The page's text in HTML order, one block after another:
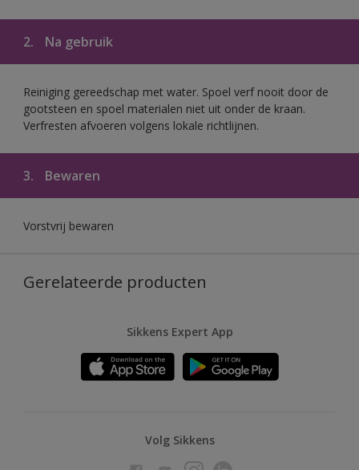
2. Na gebruik
Reiniging gereedschap met water. Spoel verf nooit door de
gootsteen en spoel materialen niet uit onder de kraan.
Verfresten afvoeren volgens lokale richtlijnen.
3. Bewaren
Vorstvrij bewaren
Gerelateerde producten
Sikkens Expert App
Volg Sikkens